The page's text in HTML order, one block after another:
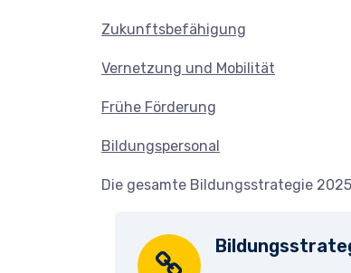
Zukunftsbefähigung
Vernetzung und Mobilität
Frühe Förderung
Bildungspersonal
Die gesamte Bildungsstrategie